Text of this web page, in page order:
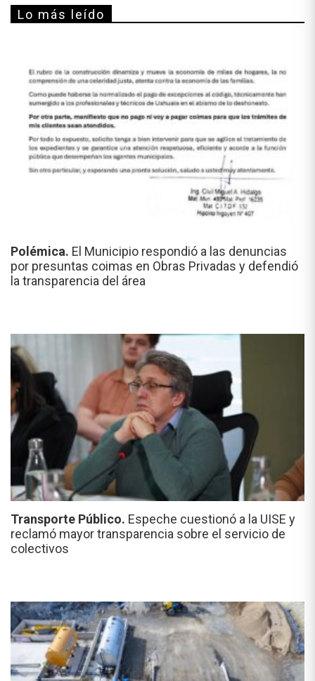
Lo más leído
Polémica. El Municipio respondió a las denuncias
por presuntas coimas en Obras Privadas y defendió
la transparencia del área
Transporte Público. Espeche cuestionó a la UISE y
reclamó mayor transparencia sobre el servicio de
colectivos